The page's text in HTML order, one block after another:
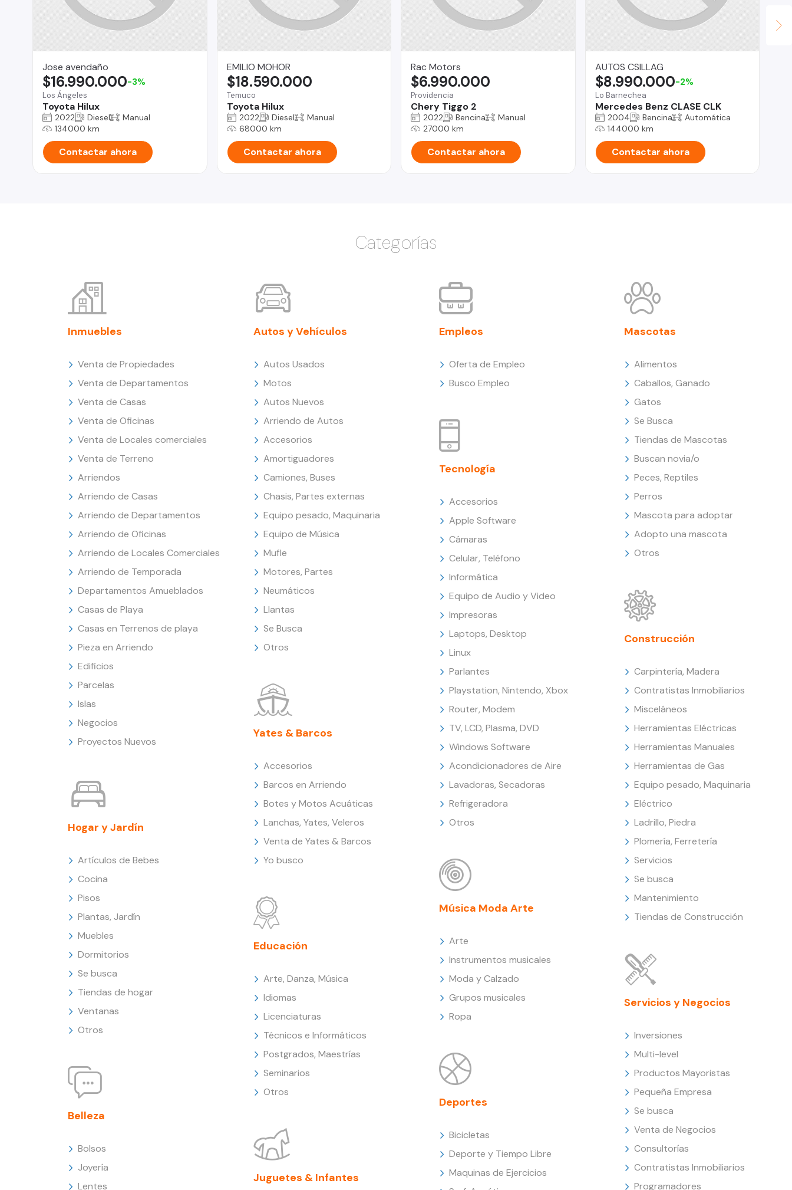
Jose avendaño
Los Ángeles
Toyota Hilux
$16.990.000-3%
2022 Diesel
Manual
134000 km
Contactar ahora
EMILIO MOHOR
Temuco
Toyota Hilux
$18.590.000
2022 Diesel
Manual
68000 km
Contactar ahora
Rac Motors
Providencia
Chery Tiggo 2
$6.990.000
2022 Bencina
Manual
27000 km
Contactar ahora
AUTOS CSILLAG
Lo Barnechea
Mercedes Benz CLASE CLK
$8.990.000-2%
2004 Bencina
Automática
144000 km
Contactar ahora
Categorías
Inmuebles
Venta de Propiedades
Venta de Departamentos
Venta de Casas
Venta de Oficinas
Venta de Locales comerciales
Venta de Terreno
Arriendos
Arriendo de Casas
Arriendo de Departamentos
Arriendo de Oficinas
Arriendo de Locales Comerciales
Arriendo de Temporada
Departamentos Amueblados
Casas de Playa
Casas en Terrenos de playa
Pieza en Arriendo
Edificios
Parcelas
Islas
Negocios
Proyectos Nuevos
Hogar y Jardín
Artículos de Bebes
Cocina
Pisos
Plantas, Jardín
Muebles
Dormitorios
Se busca
Tiendas de hogar
Ventanas
Otros
Belleza
Bolsos
Joyería
Lentes
Autos y Vehículos
Autos Usados
Motos
Autos Nuevos
Arriendo de Autos
Accesorios
Amortiguadores
Camiones, Buses
Chasis, Partes externas
Equipo pesado, Maquinaria
Equipo de Música
Mufle
Motores, Partes
Neumáticos
Llantas
Se Busca
Otros
Yates & Barcos
Accesorios
Barcos en Arriendo
Botes y Motos Acuáticas
Lanchas, Yates, Veleros
Venta de Yates & Barcos
Yo busco
Educación
Arte, Danza, Música
Idiomas
Licenciaturas
Técnicos e Informáticos
Postgrados, Maestrías
Seminarios
Otros
Juguetes & Infantes
Empleos
Oferta de Empleo
Busco Empleo
Tecnología
Accesorios
Apple Software
Cámaras
Celular, Teléfono
Informática
Equipo de Audio y Video
Impresoras
Laptops, Desktop
Linux
Parlantes
Playstation, Nintendo, Xbox
Router, Modem
TV, LCD, Plasma, DVD
Windows Software
Acondicionadores de Aire
Lavadoras, Secadoras
Refrigeradora
Otros
Música Moda Arte
Arte
Instrumentos musicales
Moda y Calzado
Grupos musicales
Ropa
Deportes
Bicicletas
Deporte y Tiempo Libre
Maquinas de Ejercicios
Mascotas
Alimentos
Caballos, Ganado
Gatos
Se Busca
Tiendas de Mascotas
Buscan novia/o
Peces, Reptiles
Perros
Mascota para adoptar
Adopto una mascota
Otros
Construcción
Carpintería, Madera
Contratistas Inmobiliarios
Misceláneos
Herramientas Eléctricas
Herramientas Manuales
Herramientas de Gas
Equipo pesado, Maquinaria
Eléctrico
Ladrillo, Piedra
Plomería, Ferretería
Servicios
Se busca
Mantenimiento
Tiendas de Construcción
Servicios y Negocios
Inversiones
Multi-level
Productos Mayoristas
Pequeña Empresa
Se busca
Venta de Negocios
Consultorías
Contratistas Inmobiliarios
Programadores